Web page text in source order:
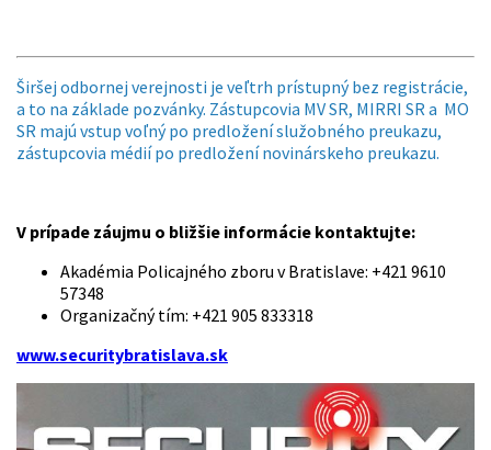
Širšej odbornej verejnosti je veľtrh prístupný bez registrácie,
a to na základe pozvánky. Zástupcovia MV SR, MIRRI SR a MO
SR majú vstup voľný po predložení služobného preukazu,
zástupcovia médií po predložení novinárskeho preukazu.
V prípade záujmu o bližšie informácie kontaktujte:
Akadémia Policajného zboru v Bratislave: +421 9610
57348
Organizačný tím: +421 905 833318
www.securitybratislava.sk